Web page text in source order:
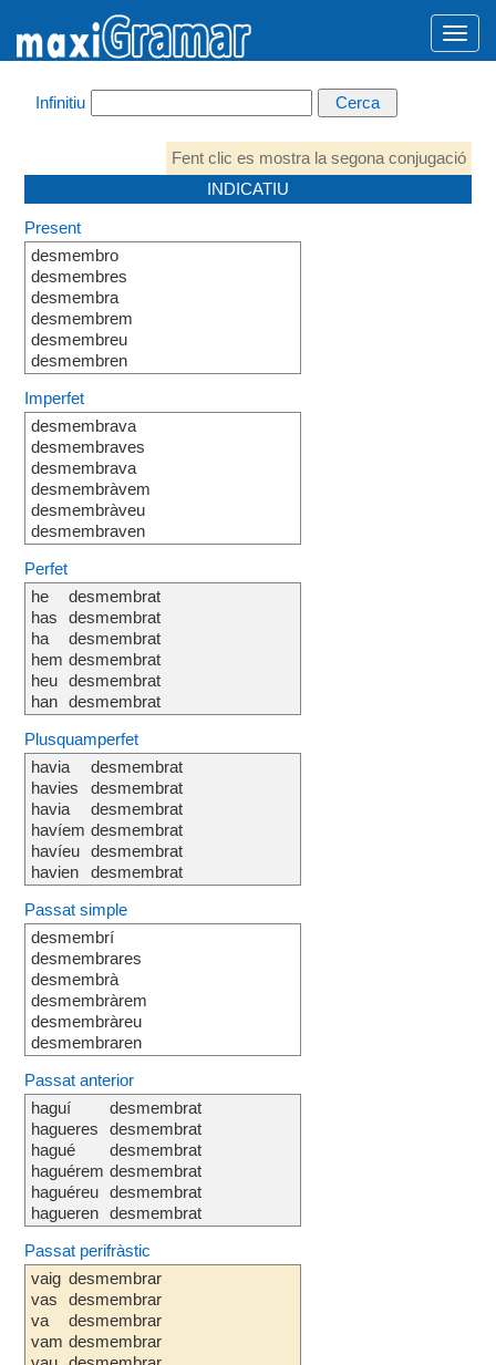
Infinitiu
Fent clic es mostra la segona conjugació
INDICATIU
Present
desmembro
desmembres
desmembra
desmembrem
desmembreu
desmembren
Imperfet
desmembrava
desmembraves
desmembrava
desmembràvem
desmembràveu
desmembraven
Perfet
he
has
ha
hem
heu
han
desmembrat
desmembrat
desmembrat
desmembrat
desmembrat
desmembrat
Plusquamperfet
havia
havies
havia
havíem
havíeu
havien
desmembrat
desmembrat
desmembrat
desmembrat
desmembrat
desmembrat
Passat simple
desmembrí
desmembrares
desmembrà
desmembràrem
desmembràreu
desmembraren
Passat anterior
haguí
hagueres
hagué
haguérem
haguéreu
hagueren
desmembrat
desmembrat
desmembrat
desmembrat
desmembrat
desmembrat
Passat perifràstic
vaig
vas
va
vam
desmembrar
desmembrar
desmembrar
desmembrar